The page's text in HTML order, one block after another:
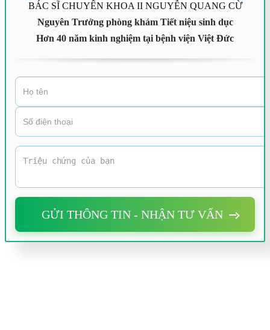
BÁC SĨ CHUYÊN KHOA II NGUYỄN QUANG CỪ
Nguyên Trưởng phòng khám Tiết niệu sinh dục
Hơn 40 năm kinh nghiệm tại bệnh viện Việt Đức
GỬI THÔNG TIN - NHẬN TƯ VẤN